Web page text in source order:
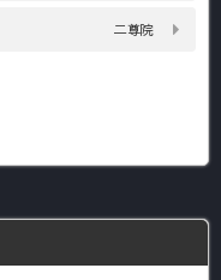
二尊院